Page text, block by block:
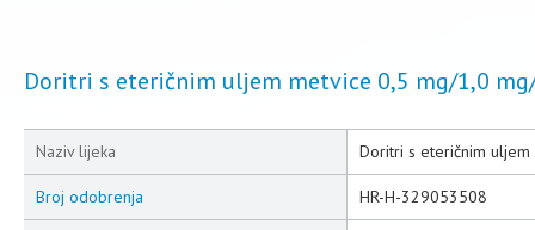
Doritri s eteričnim uljem metvice 0,5 mg/1,0
Naziv lijeka Doritri s eteričnim
Broj odobrenja HR-H-329053508